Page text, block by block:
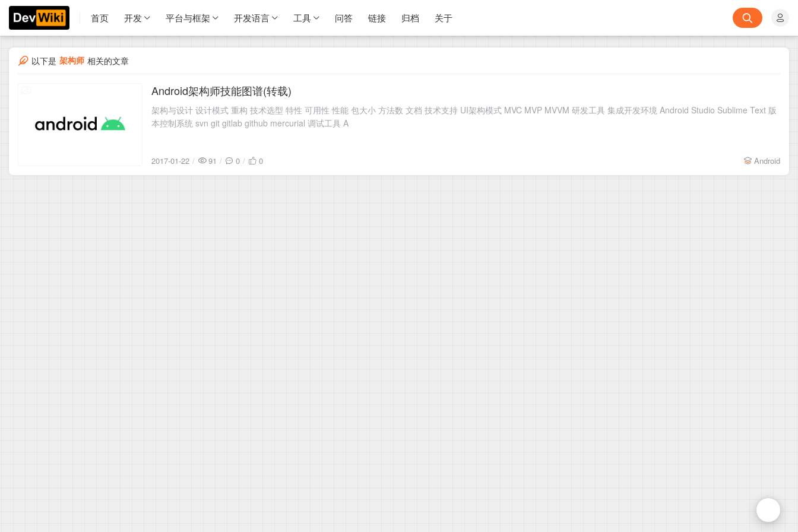
首页 开发 平台与框架 开发语言 工具 问答 链接 归档 关于
以下是 架构师 相关的文章
2017-01-22
Android架构师技能图谱(转载)
架构与设计 设计模式 重构 技术选型 特性 可用性 性能 包大小 方法数 文档 技术支持 UI架构模式 MVC MVP MVVM 研发工具 集成开发环境 Android Studio Sublime Text 版
本控制系统 svn git gitlab github mercurial 调试工具 A
2017-01-22 91 0 0 Android